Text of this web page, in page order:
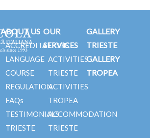
ABOUT US
ACCREDITATIONS
LANGUAGE
COURSE
REGULATION
FAQs
TESTIMONIALS
TRIESTE
OUR
SERVICES
ACTIVITIES
TRIESTE
ACTIVITIES
TROPEA
ACCOMMODATION
TRIESTE
GALLERY
TRIESTE
GALLERY
TROPEA